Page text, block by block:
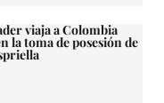
viaja a Colombia
la toma de posesión de